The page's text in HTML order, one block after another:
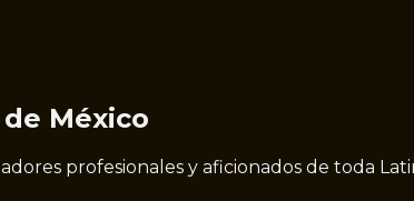
México
profesionales y aficionados de toda